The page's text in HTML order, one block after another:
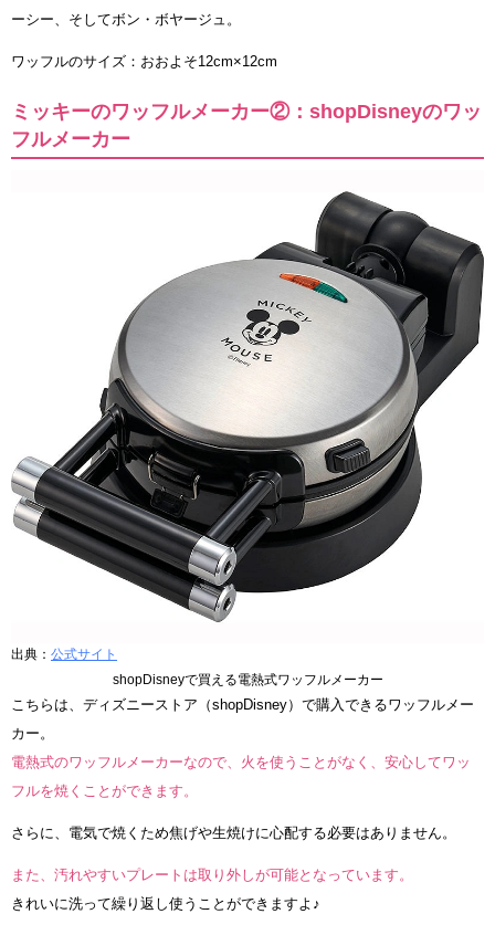
ーシー、そしてボン・ボヤージュ。
ワッフルのサイズ：おおよそ12cm×12cm
ミッキーのワッフルメーカー②：shopDisneyのワッ
フルメーカー
出典： 公式サイト
shopDisneyで買える電熱式ワッフルメーカー
こちらは、ディズニーストア（shopDisney）で購入できるワッフルメー
カー。
電熱式のワッフルメーカーなので、火を使うことがなく、安心してワッ
フルを焼くことができます。
さらに、電気で焼くため焦げや生焼けに心配する必要はありません。
また、汚れやすいプレートは取り外しが可能となっています。
きれいに洗って繰り返し使うことができますよ♪